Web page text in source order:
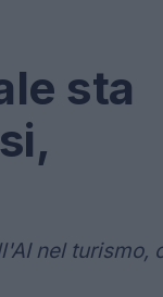
sta
nel turismo,